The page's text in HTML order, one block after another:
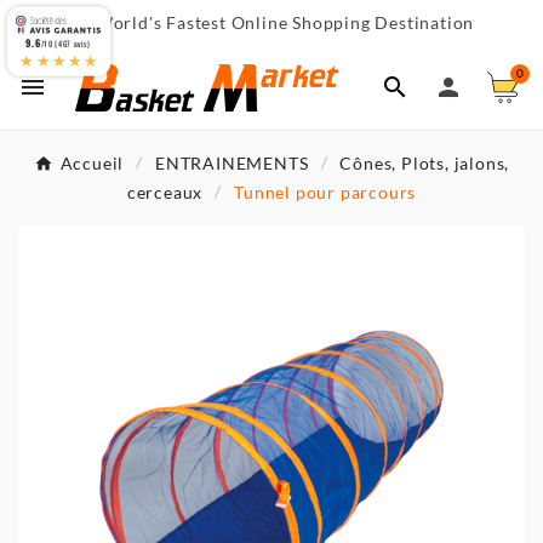
 World's Fastest Online Shopping Destination
  
0
Accueil ENTRAINEMENTS
Cônes, Plots, jalons,
cerceaux
Tunnel pour parcours
9.6/10 (467 avis)
★★★★★